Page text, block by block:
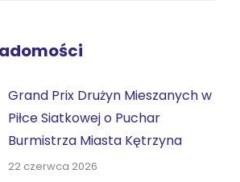
Grand Prix Drużyn Mieszanych w
Piłce Siatkowej o Puchar
Burmistrza Miasta Kętrzyna
22 czerwca 2026